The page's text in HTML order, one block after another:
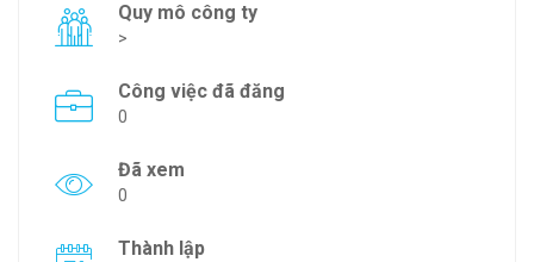
Quy mô công ty
>
Công việc đã đăng
0
Đã xem
0
Thành lập